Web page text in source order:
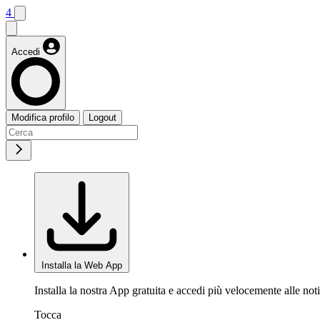
4
Accedi
Modifica profilo Logout
Installa la Web App
Installa la nostra App gratuita e accedi più velocemente alle
Tocca